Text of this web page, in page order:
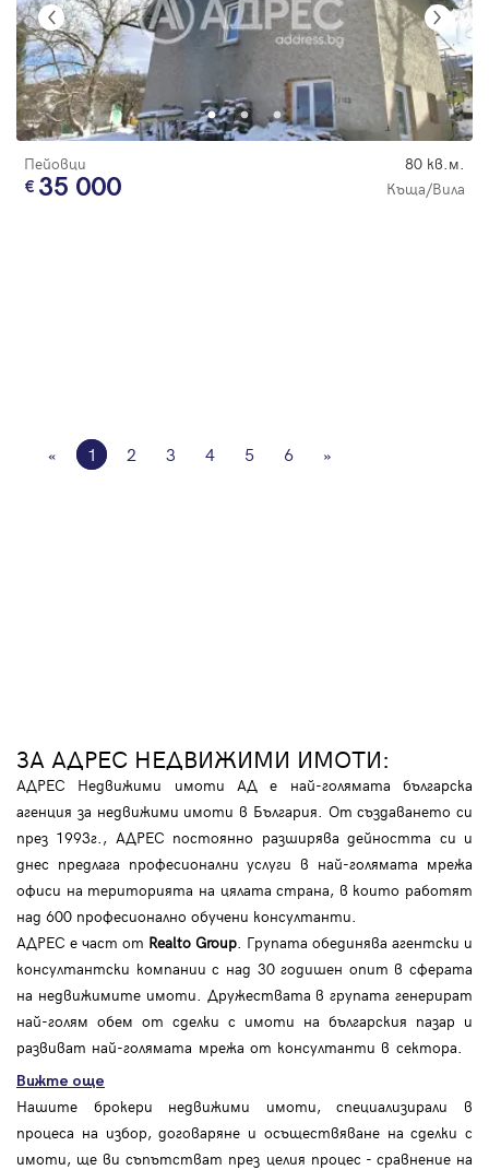
Пейовци 80 кв.м.
35 000 Къща/Вила
« 1 2 3 4 5 6 »
ЗА АДРЕС НЕДВИЖИМИ ИМОТИ:
АДРЕС Недвижими имоти АД е най-голямата българска
агенция за недвижими имоти в България. От създаването си
през 1993г., АДРЕС постоянно разширява дейността си и
днес предлага професионални услуги в най-голямата мрежа
офиси на територията на цялата страна, в които работят
над 600 професионално обучени консултанти.
АДРЕС е част от Realto Group . Групата обединява агентски и
консултантски компании с над 30 годишен опит в сферата
на недвижимите имоти. Дружествата в групата генерират
най-голям обем от сделки с имоти на българския пазар и
развиват най-голямата мрежа от консултанти в сектора.
Вижте още
Нашите брокери недвижими имоти, специализирали в
процеса на избор, договаряне и осъществяване на сделки с
имоти, ще ви съпътстват през целия процес - сравнение на